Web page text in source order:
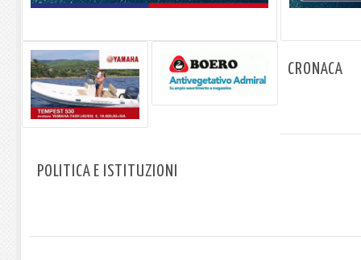
CRONACA
POLITICA E ISTITUZIONI